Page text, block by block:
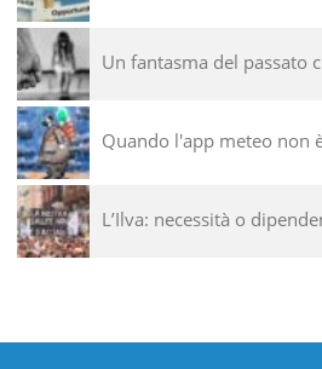
Un fantasma del passato
Quando l'app meteo non
L’Ilva: necessità o